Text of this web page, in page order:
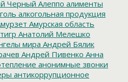
Черный Алеппо алименты
алкогольная продукция
Амурская область
Анатолий Мелешко
мира Андрей Бялик
Андрей Пивенко Анна
анонимные звонки
антикоррупционное